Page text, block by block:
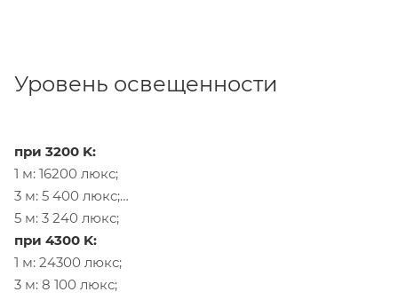
Уровень освещенности
при 3200 K:
1 м: 16200 люкс;
3 м: 5 400 люкс;
5 м: 3 240 люкс;
при 4300 K:
1 м: 24300 люкс;
3 м: 8 100 люкс;